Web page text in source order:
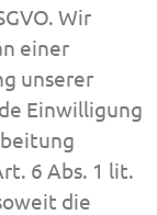
Wir
einer
unserer
Einwilligung
6 Abs. 1 lit.
die